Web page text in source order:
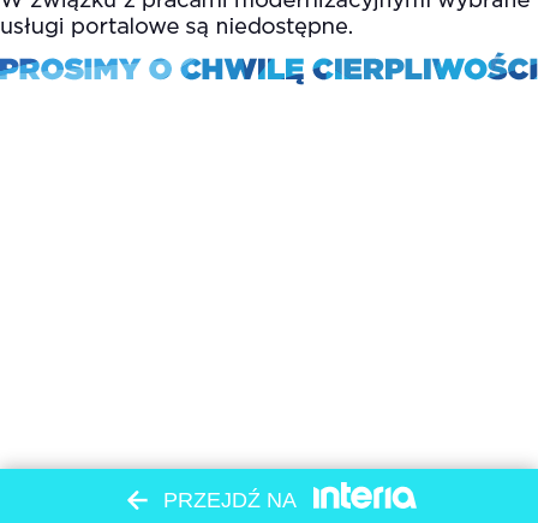
PRZEJDŹ NA